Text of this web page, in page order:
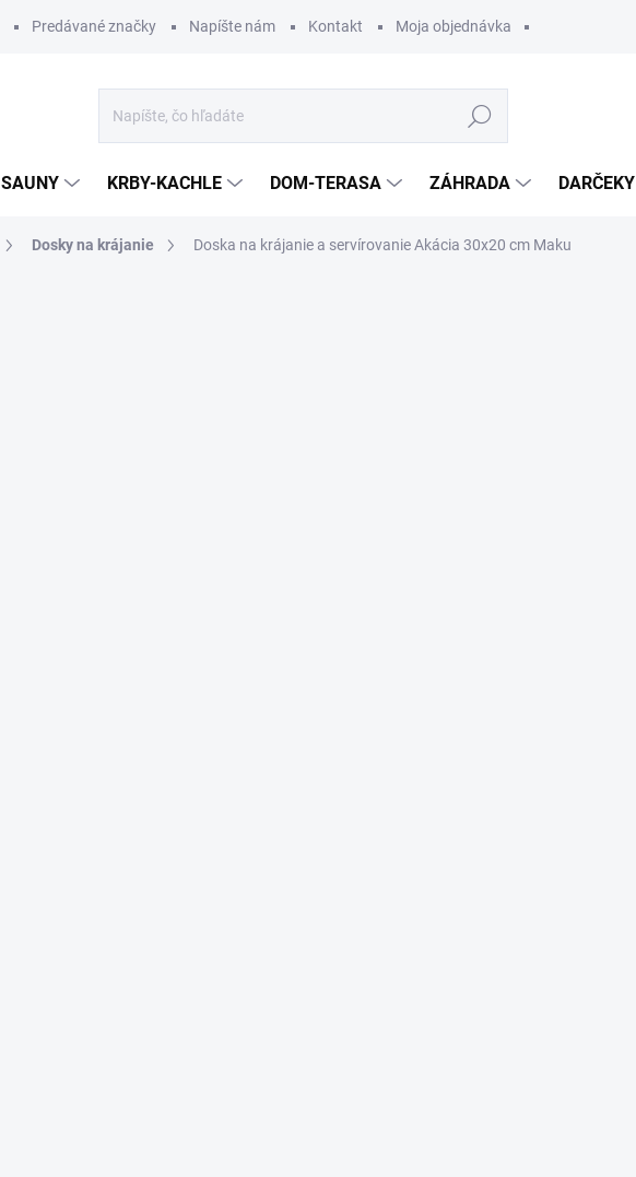
Predávané značky Napíšte nám Kontakt Moja objednávka
Hľadať
SAUNY KRBY-KACHLE DOM-TERASA ZÁHRADA DARČEKY
Dosky na krájanie Doska na krájanie a servírovanie Akácia 30x20 cm Maku